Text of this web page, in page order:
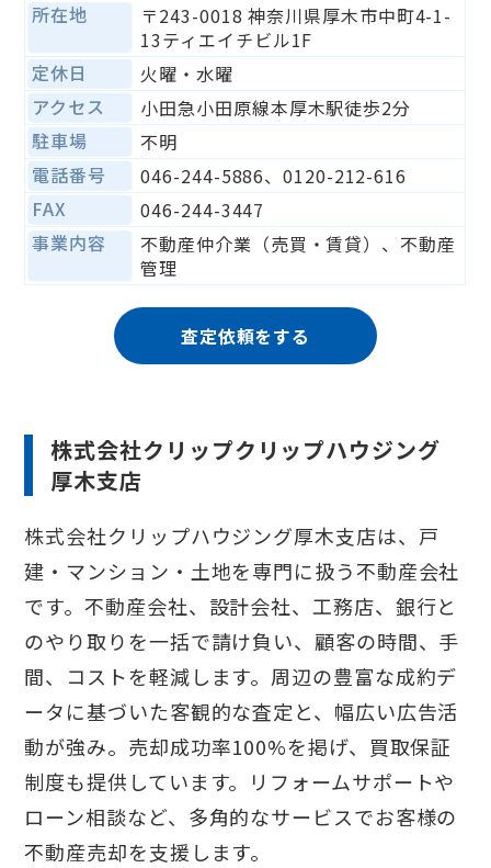
所在地
〒243-0018 神奈川県厚木市中町4-1-
13ティエイチビル1F
定休日
火曜・水曜
アクセス
小田急小田原線本厚木駅徒歩2分
駐車場
不明
電話番号
046-244-5886、0120-212-616
FAX
046-244-3447
事業内容
不動産仲介業（売買・賃貸）、不動産
管理
査定依頼をする
株式会社クリップクリップハウジング
厚木支店
株式会社クリップハウジング厚木支店は、戸
建・マンション・土地を専門に扱う不動産会社
です。不動産会社、設計会社、工務店、銀行と
のやり取りを一括で請け負い、顧客の時間、手
間、コストを軽減します。周辺の豊富な成約デ
ータに基づいた客観的な査定と、幅広い広告活
動が強み。売却成功率100%を掲げ、買取保証
制度も提供しています。リフォームサポートや
ローン相談など、多角的なサービスでお客様の
不動産売却を支援します。